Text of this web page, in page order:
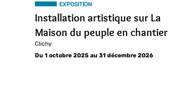
EXPOSITION
Installation artistique sur La
Maison du peuple en chantier
Clichy
Du 1 octobre 2025 au 31 décembre 2026